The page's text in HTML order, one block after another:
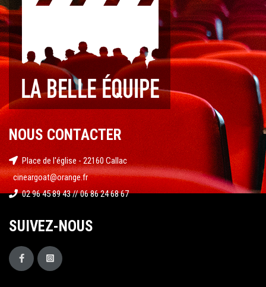
NOUS CONTACTER
Place de l'église - 22160 Callac
cineargoat@orange.fr
02 96 45 89 43 // 06 86 24 68 67
SUIVEZ-NOUS